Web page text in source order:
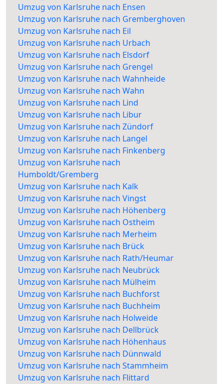
Umzug von Karlsruhe nach Ensen
Umzug von Karlsruhe nach Gremberghoven
Umzug von Karlsruhe nach Eil
Umzug von Karlsruhe nach Urbach
Umzug von Karlsruhe nach Elsdorf
Umzug von Karlsruhe nach Grengel
Umzug von Karlsruhe nach Wahnheide
Umzug von Karlsruhe nach Wahn
Umzug von Karlsruhe nach Lind
Umzug von Karlsruhe nach Libur
Umzug von Karlsruhe nach Zündorf
Umzug von Karlsruhe nach Langel
Umzug von Karlsruhe nach Finkenberg
Umzug von Karlsruhe nach
Humboldt/Gremberg
Umzug von Karlsruhe nach Kalk
Umzug von Karlsruhe nach Vingst
Umzug von Karlsruhe nach Höhenberg
Umzug von Karlsruhe nach Ostheim
Umzug von Karlsruhe nach Merheim
Umzug von Karlsruhe nach Brück
Umzug von Karlsruhe nach Rath/Heumar
Umzug von Karlsruhe nach Neubrück
Umzug von Karlsruhe nach Mülheim
Umzug von Karlsruhe nach Buchforst
Umzug von Karlsruhe nach Buchheim
Umzug von Karlsruhe nach Holweide
Umzug von Karlsruhe nach Dellbrück
Umzug von Karlsruhe nach Höhenhaus
Umzug von Karlsruhe nach Dünnwald
Umzug von Karlsruhe nach Stammheim
Umzug von Karlsruhe nach Flittard